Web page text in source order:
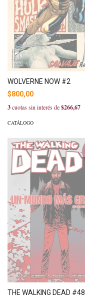
WOLVERNE NOW #2
$800,00
3cuotas sin interés de$266,67
CATÁLOGO
THE WALKING DEAD #48